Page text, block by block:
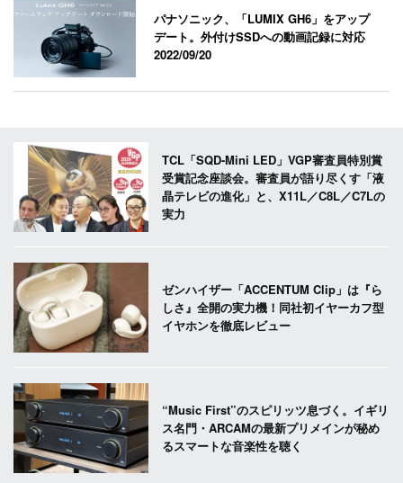
パナソニック、「LUMIX GH6」をアップ
デート。外付けSSDへの動画記録に対応
2022/09/20
TCL「SQD-Mini LED」VGP審査員特別賞
受賞記念座談会。審査員が語り尽くす「液
晶テレビの進化」と、X11L／C8L／C7Lの
実力
ゼンハイザー「ACCENTUM Clip」は『ら
しさ』全開の実力機！同社初イヤーカフ型
イヤホンを徹底レビュー
“Music First”のスピリッツ息づく。イギリ
ス名門・ARCAMの最新プリメインが秘め
るスマートな音楽性を聴く